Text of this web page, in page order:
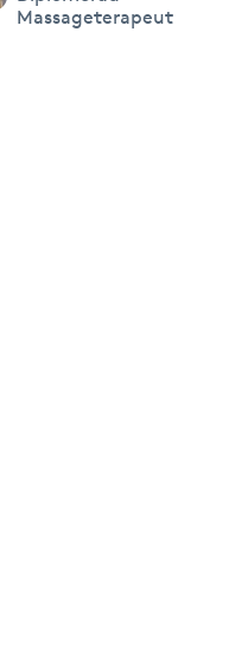
Massageterapeut